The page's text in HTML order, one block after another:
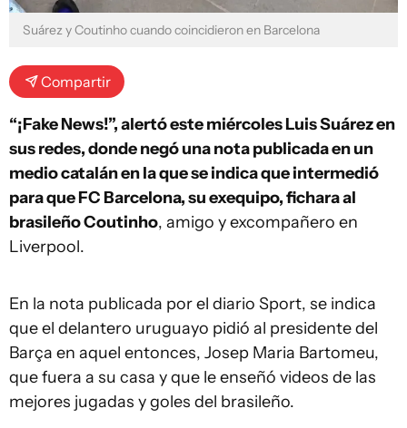
Suárez y Coutinho cuando coincidieron en Barcelona
Compartir
“¡Fake News!”, alertó este miércoles Luis Suárez en
sus redes, donde negó una nota publicada en un
medio catalán en la que se indica que intermedió
para que FC Barcelona, su exequipo, fichara al
brasileño Coutinho, amigo y excompañero en
Liverpool.
En la nota publicada por el diario Sport, se indica
que el delantero uruguayo pidió al presidente del
Barça en aquel entonces, Josep Maria Bartomeu,
que fuera a su casa y que le enseñó videos de las
mejores jugadas y goles del brasileño.